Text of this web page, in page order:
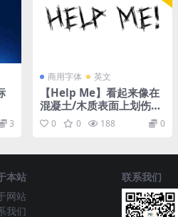
3
商用字体 英文
【Help Me】看起来像在
混凝土/木质表面上划伤的
英文字体
0 0 188 0
本站
网站
我们
联系我们